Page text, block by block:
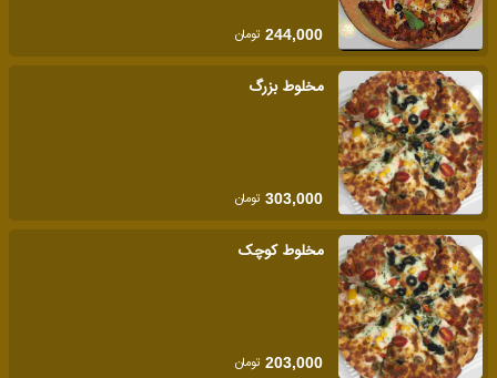
244,000 تومان
مخلوط بزرگ
303,000 تومان
مخلوط کوچک
203,000 تومان